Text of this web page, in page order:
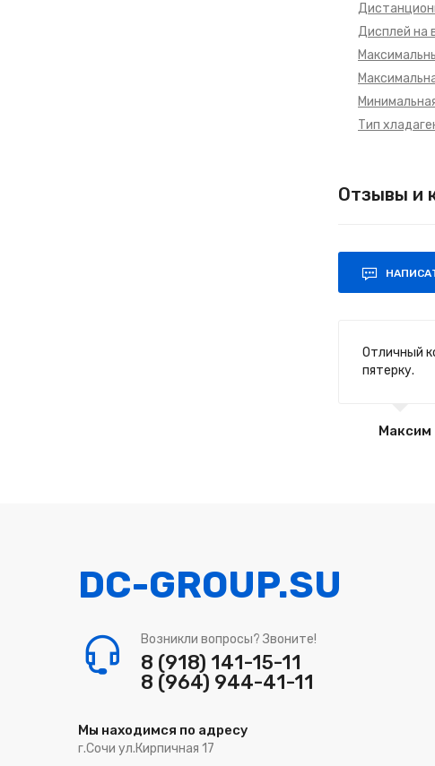
Дисплей на
Тип
Отзывы и
Отличный
пятерку.
Максим
DC-GROUP.SU
Возникли вопросы? Звоните!
8 (918) 141-15-11
8 (964) 944-41-11
Мы находимся по адресу
г.Сочи ул.Кирпичная 17